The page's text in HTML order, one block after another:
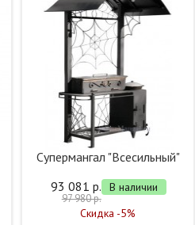
Супермангал "Всесильный"
93 081 р.
97 980 р.
В наличии
Скидка -5%